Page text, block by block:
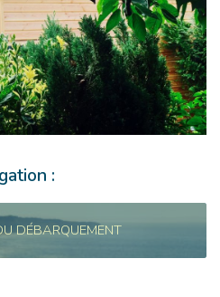
:
DÉBARQUEMENT